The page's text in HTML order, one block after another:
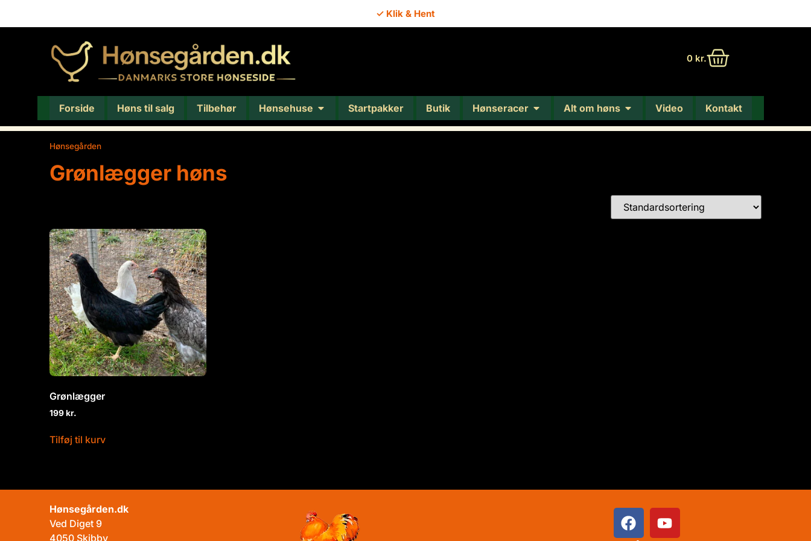
✓ Klik & Hent
0 kr.
Forside Høns til salg Tilbehør Hønsehuse Startpakker Butik Hønseracer Alt om høns Video Kontakt
Hønsegården
Grønlægger høns
Grønlægger
199kr.
Tilføj til kurv
Hønsegården.dk
Ved Diget 9
4050 Skibby